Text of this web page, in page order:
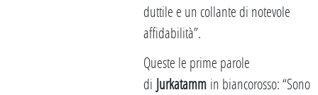
duttile e un collante di notevole
affidabilità”.
Queste le prime parole
di Jurkatamm in biancorosso: “Sono